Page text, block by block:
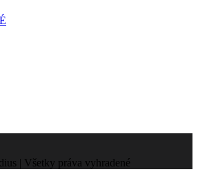
| Všetky práva vyhradené